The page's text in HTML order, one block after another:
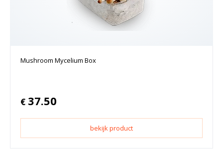
Mushroom Mycelium Box
€ 37.50
bekijk product